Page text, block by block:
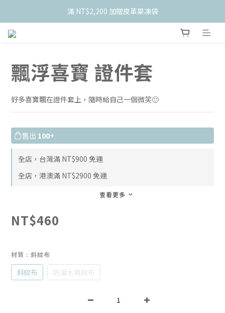
    新會員限定！加入官網會員現折 $50
    新會員限定！加入官網會員現折 $50
飄浮喜寶 證件套
好多喜寶飄在證件套上﻿，隨時給自己一個微笑🙂️
售出 100+
全店，台灣滿 NT$900 免運
全店，港澳滿 NT$2900 免運
查看更多
NT$460
材質 : 斜紋布
斜紋布 防潑水格紋布